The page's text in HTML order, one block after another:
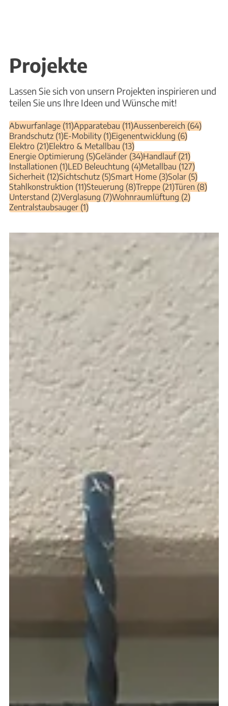
Projekte
Lassen Sie sich von unsern Projekten inspirieren und
teilen Sie uns Ihre Ideen und Wünsche mit!
Abwurfanlage (11)11 Beiträge
Apparatebau (11)11 Beiträge
Aussenbereich (64)64
Brandschutz (1)1 Beitrag
E-Mobility (1)1 Beitrag
Eigenentwicklung (6)6 Beiträge
Elektro (21)21 Beiträge
Elektro & Metallbau (13)13 Beiträge
Energie Optimierung (5)5 Beiträge
Geländer (34)34 Beiträge
Handlauf (21)21
Installationen (1)1 Beitrag
LED Beleuchtung (4)4 Beiträge
Metallbau (127)127
Sicherheit (12)12 Beiträge
Sichtschutz (5)5 Beiträge
Smart Home (3)3 Beiträge
Solar (5)5
Stahlkonstruktion (11)11 Beiträge
Steuerung (8)8 Beiträge
Treppe (21)21 Beiträge
Türen (8)8
Unterstand (2)2 Beiträge
Verglasung (7)7 Beiträge
Wohnraumlüftung (2)2 Beiträge
Zentralstaubsauger (1)1 Beitrag